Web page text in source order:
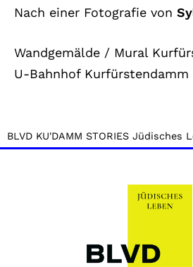
Nach einer Fotografie von
Wandgemälde / Mural
U-Bahnhof Kurfürstendamm
BLVD KU'DAMM STORIES Jüdisches